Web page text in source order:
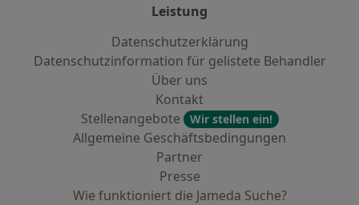
Leistung
Datenschutzerklärung
Datenschutzinformation für gelistete Behandler
Über uns
Kontakt
Stellenangebote
Wir stellen ein!
Allgemeine Geschäftsbedingungen
Partner
Presse
Wie funktioniert die Jameda Suche?